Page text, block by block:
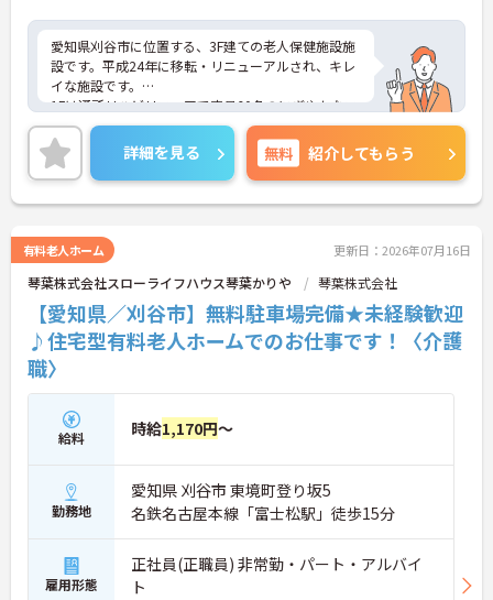
愛知県刈谷市に位置する、3F建ての老人保健施設施
設です。平成24年に移転・リニューアルされ、キレ
イな施設です。
1Fは通所リハビリフロアで定員60名のにぎやかなフ
ロアです。プレイスペースとリハビリスペースでコ
グニサイズや脳トレなどをします。2F・3Fが入所ス
ペースとなっており、2Fが認知床フロア（40床）、
3Fが一般フロア (60床)です。
介護ロボットの導入、電子カルテの導入見込みな
取り入れている施設です。また、在宅復帰にもちか
らを入れており、明るく活気のある職場です。
風通しの良い職場なので、目安箱などを通じて職員
の意見が反映されやすくなっております。
少しでも興味をお持ちの方は、お電話にて詳細をお
伝え致しますのでお気軽にお問い合わせ下さい♪
詳細を見る 無料 紹介してもらう
有料老人ホーム 更新日：2026年07月16日
琴葉株式会社スローライフハウス琴葉かりや 琴葉株式会社
【愛知県／刈谷市】無料駐車場完備★未経験歓迎
♪住宅型有料老人ホームでのお仕事です！〈介護
職〉
給料 時給1,170円～
勤務地
愛知県 刈谷市 東境町登り坂5
名鉄名古屋本線「富士松駅」徒歩15分
雇用形態
正社員(正職員) 非常勤・パート・アルバイ
ト